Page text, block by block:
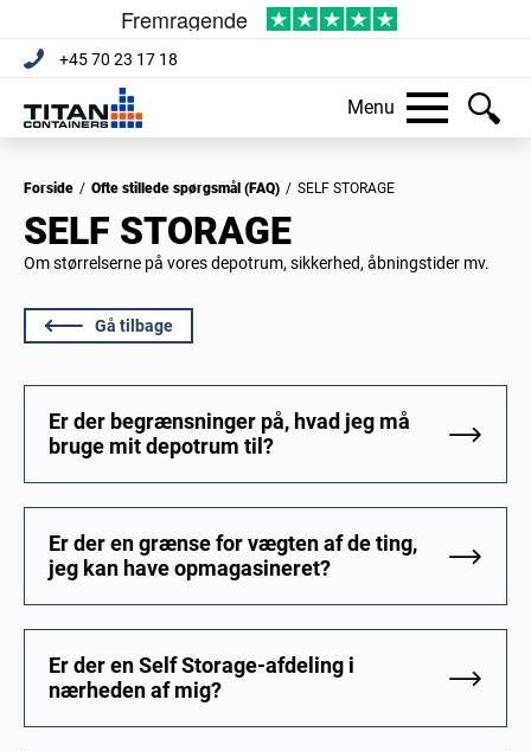
+45 70 23 17 18
Menu
Forside / Ofte stillede spørgsmål (FAQ) / SELF STORAGE
SELF STORAGE
Om størrelserne på vores depotrum, sikkerhed, åbningstider mv.
Gå tilbage
Er der begrænsninger på, hvad jeg må
bruge mit depotrum til?
Er der en grænse for vægten af de ting,
jeg kan have opmagasineret?
Er der en Self Storage-afdeling i
nærheden af mig?